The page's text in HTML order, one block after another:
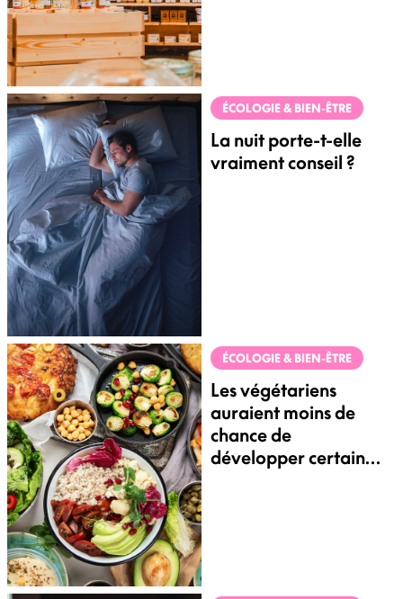
ÉCOLOGIE & BIEN-ÊTRE
La nuit porte-t-elle
vraiment conseil ?
ÉCOLOGIE & BIEN-ÊTRE
Les végétariens
auraient moins de
chance de
développer certains